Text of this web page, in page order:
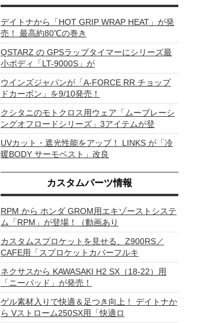
デイトナから「HOT GRIP WRAP HEAT」が発
売！ 最高約80℃の巻き
QSTARZ の GPSラップタイマーにシリーズ最
小ボディ「LT-9000S」が
ウインズジャパンが「A-FORCE RR チョップ
ドカーボン」を9/10発売！
クシタニのモトクロス用ウェア「ムーブレーシ
ングオフロードシリーズ」3アイテムが登
UVカット・遮光性能をアップ！ LINKS が「冷
暖BODY サーモベスト」改良
カスタムパーツ情報
RPM から ホンダ GROM用エキゾーストシステ
ム「RPM」が登場！（動画あり
カスタムスプロケットを見せる、Z900RS／
CAFE用「スプロケットカバーフルキ
ネクサスから KAWASAKI H2 SX（18-22）用
「ニーパッド」が発売！
ゲル素材入りで快適＆足つき向上！ デイトナか
ら Vストローム250SX用「快適ロ